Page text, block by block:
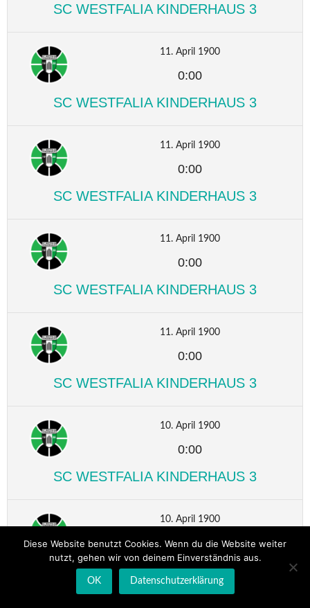
SC WESTFALIA KINDERHAUS 3
11. April 1900
0:00
SC WESTFALIA KINDERHAUS 3
11. April 1900
0:00
SC WESTFALIA KINDERHAUS 3
11. April 1900
0:00
SC WESTFALIA KINDERHAUS 3
11. April 1900
0:00
SC WESTFALIA KINDERHAUS 3
10. April 1900
0:00
SC WESTFALIA KINDERHAUS 3
10. April 1900
0:00
SC WESTFALIA KINDERHAUS 3
Diese Website benutzt Cookies. Wenn du die Website weiter
nutzt, gehen wir von deinem Einverständnis aus.
OK Datenschutzerklärung